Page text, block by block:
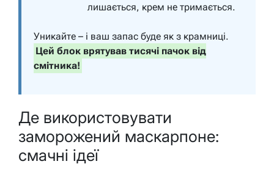
лишається, крем не тримається.
Уникайте – і ваш запас буде як з крамниці.
Цей блок врятував тисячі пачок від
смітника!
Де використовувати
заморожений маскарпоне:
смачні ідеї